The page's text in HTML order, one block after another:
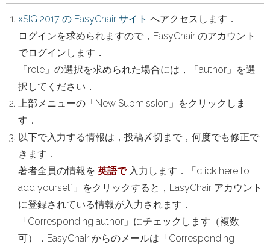
xSIG 2017 の EasyChair サイト へアクセスします．
ログインを求められますので，EasyChair のアカウント
でログインします．
「role」の選択を求められた場合には，「author」を選
択してください．
上部メニューの「New Submission」をクリックしま
す．
以下で入力する情報は，投稿〆切まで，何度でも修正で
きます．
著者全員の情報を 英語で入力します．「click here to
add yourself」をクリックすると，EasyChair アカウント
に登録されている情報が入力されます．
「Corresponding author」にチェックします（複数
可）．EasyChair からのメールは「Corresponding